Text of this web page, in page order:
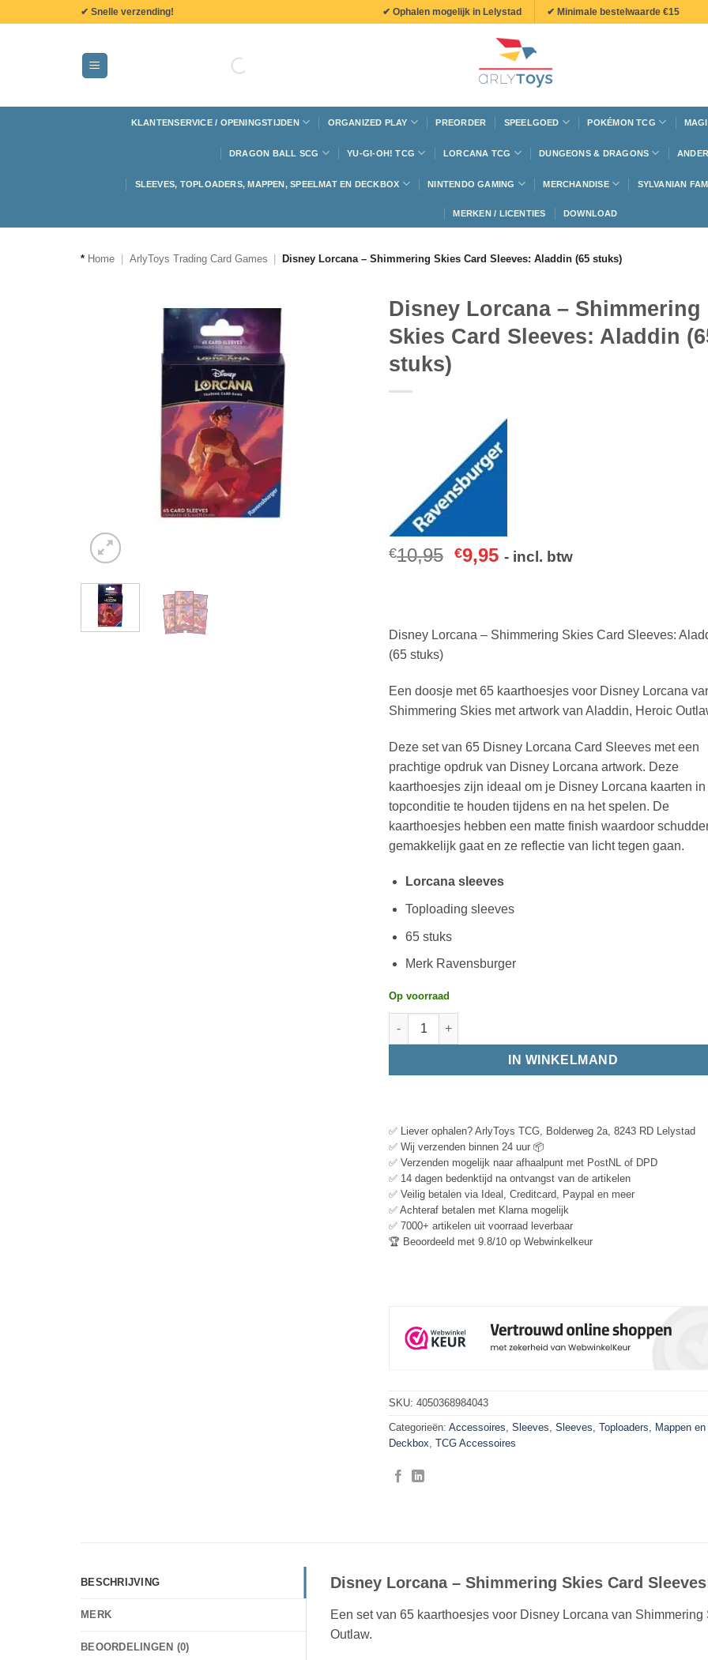
✔ Snelle verzending! ✔ Ophalen mogelijk in Lelystad ✔ Minimale bestelwaarde €15
KLANTENSERVICE / OPENINGSTIJDEN ORGANIZED PLAY PREORDER SPEELGOED POKÉMON TCG
DRAGON BALL SCG YU-GI-OH! TCG LORCANA TCG DUNGEONS & DRAGONS
SLEEVES, TOPLOADERS, MAPPEN, SPEELMAT EN DECKBOX NINTENDO GAMING MERCHANDISE SYLVANIAN
MERKEN / LICENTIES DOWNLOAD
* Home ArlyToys Trading Card Games Disney Lorcana – Shimmering Skies Card Sleeves: Aladdin (65 stuks)
Disney Lorcana – Shimmering
Skies Card Sleeves: Aladdin
stuks)
€10,95 €9,95 - incl. btw
Disney Lorcana – Shimmering Skies Card Sleeves:
(65 stuks)
Een doosje met 65 kaarthoesjes voor Disney Lorcana
Shimmering Skies met artwork van Aladdin, Heroic
Deze set van 65 Disney Lorcana Card Sleeves met een
prachtige opdruk van Disney Lorcana artwork. Deze
kaarthoesjes zijn ideaal om je Disney Lorcana kaarten in
topconditie te houden tijdens en na het spelen. De
kaarthoesjes hebben een matte finish waardoor
gemakkelijk gaat en ze reflectie van licht tegen gaan.
Lorcana sleeves
Toploading sleeves
65 stuks
Merk Ravensburger
Op voorraad
IN WINKELMAND
✅ Liever ophalen? ArlyToys TCG, Bolderweg 2a, 8243 RD Lelystad
✅ Wij verzenden binnen 24 uur 📦
✅ Verzenden mogelijk naar afhaalpunt met PostNL of DPD
✅ 14 dagen bedenktijd na ontvangst van de artikelen
✅ Veilig betalen via Ideal, Creditcard, Paypal en meer
✅ Achteraf betalen met Klarna mogelijk
✅ 7000+ artikelen uit voorraad leverbaar
🏆 Beoordeeld met 9.8/10 op Webwinkelkeur
SKU: 4050368984043
Categorieën: Accessoires Sleeves Sleeves, Toploaders, Mappen en
Deckbox TCG Accessoires
BESCHRIJVING
MERK
BEOORDELINGEN (0)
Disney Lorcana – Shimmering Skies Card
Een set van 65 kaarthoesjes voor Disney Lorcana van
Outlaw.